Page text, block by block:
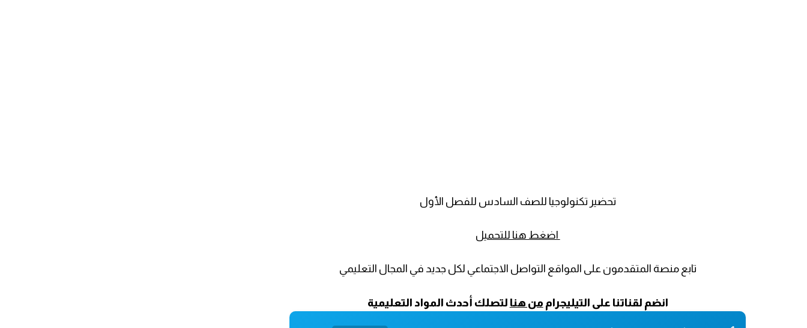
تحضير تكنولوجيا للصف السادس للفصل الأول
اضغط هنا للتحميل
تابع منصة المتقدمون على المواقع التواصل الاجتماعي لكل جديد في المجال التعليمي
انضم لقناتنا على التيليجرام من هنا لتصلك أحدث المواد التعليمية